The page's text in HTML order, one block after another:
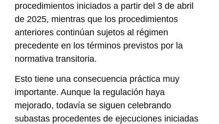
procedimientos iniciados a partir del 3 de abril
de 2025, mientras que los procedimientos
anteriores continúan sujetos al régimen
precedente en los términos previstos por la
normativa transitoria.
Esto tiene una consecuencia práctica muy
importante. Aunque la regulación haya
mejorado, todavía se siguen celebrando
subastas procedentes de ejecuciones iniciadas